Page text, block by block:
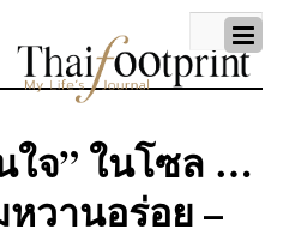
ใจ” ในโซล …
วานอร่อย –